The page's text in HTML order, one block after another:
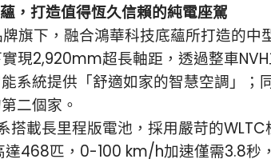
，打造值得恆久信賴的純電座駕
旗下，融合鴻華科技底蘊所打造的
現2,920mm超長軸距，透過整車
系統提供「舒適如家的智慧空調」
二個家。
搭載長里程版電池，採用嚴苛的
468匹，0-100 km/h加速僅需3.8秒